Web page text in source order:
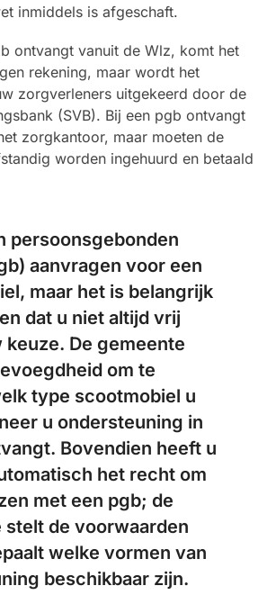
inmiddels is afgeschaft.
ontvangt vanuit de Wlz, komt het
rekening, maar wordt het
zorgverleners uitgekeerd door de
(SVB). Bij een pgb ontvangt
zorgkantoor, maar moeten de
worden ingehuurd en betaald
persoonsgebonden
aanvragen voor een
maar het is belangrijk
dat u niet altijd vrij
keuze. De gemeente
om te
type scootmobiel u
u ondersteuning in
Bovendien heeft u
het recht om
met een pgb; de
stelt de voorwaarden
welke vormen van
beschikbaar zijn.